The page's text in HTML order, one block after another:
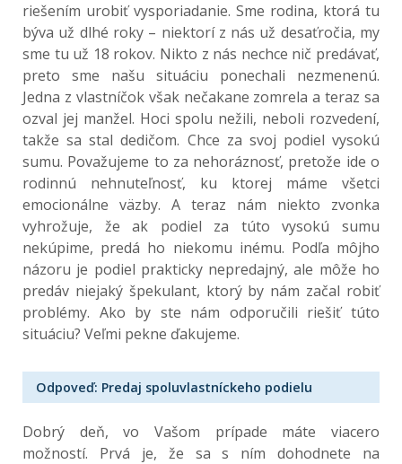
riešením urobiť vysporiadanie. Sme rodina, ktorá tu
býva už dlhé roky – niektorí z nás už desaťročia, my
sme tu už 18 rokov. Nikto z nás nechce nič predávať,
preto sme našu situáciu ponechali nezmenenú.
Jedna z vlastníčok však nečakane zomrela a teraz sa
ozval jej manžel. Hoci spolu nežili, neboli rozvedení,
takže sa stal dedičom. Chce za svoj podiel vysokú
sumu. Považujeme to za nehoráznosť, pretože ide o
rodinnú nehnuteľnosť, ku ktorej máme všetci
emocionálne väzby. A teraz nám niekto zvonka
vyhrožuje, že ak podiel za túto vysokú sumu
nekúpime, predá ho niekomu inému. Podľa môjho
názoru je podiel prakticky nepredajný, ale môže ho
predáv niejaký špekulant, ktorý by nám začal robiť
problémy. Ako by ste nám odporučili riešiť túto
situáciu? Veľmi pekne ďakujeme.
Odpoveď: Predaj spoluvlastníckeho podielu
Dobrý deň, vo Vašom prípade máte viacero
možností. Prvá je, že sa s ním dohodnete na